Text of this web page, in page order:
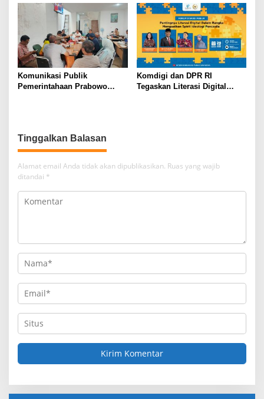
Wartawan dan Kemerdekaan
Pers
Komunikasi Publik
Pemerintahaan Prabowo
Komdigi dan DPR RI
Tegaskan Literasi Digital
Tinggalkan Balasan
Alamat email Anda tidak akan dipublikasikan. Ruas yang wajib
ditandai *